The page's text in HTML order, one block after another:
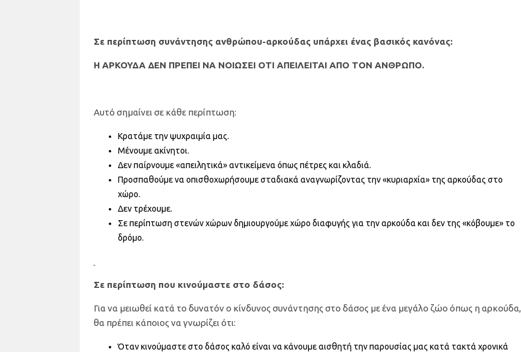
Σε περίπτωση συνάντησης ανθρώπου-αρκούδας υπάρχει ένας βασικός κανόνας:
Η ΑΡΚΟΥΔΑ ΔΕΝ ΠΡΕΠΕΙ ΝΑ ΝΟΙΩΣΕΙ ΟΤΙ ΑΠΕΙΛΕΙΤΑΙ ΑΠΟ ΤΟΝ ΑΝΘΡΩΠΟ.
Αυτό σημαίνει σε κάθε περίπτωση:
Κρατάμε την ψυχραιμία μας.
Μένουμε ακίνητοι.
Δεν παίρνουμε «απειλητικά» αντικείμενα όπως πέτρες και κλαδιά.
Προσπαθούμε να οπισθοχωρήσουμε σταδιακά αναγνωρίζοντας την «κυριαρχία» της αρκούδας στο
χώρο.
Δεν τρέχουμε.
Σε περίπτωση στενών χώρων δημιουργούμε χώρο διαφυγής για την αρκούδα και δεν της «κόβουμε» το
δρόμο.
Σε περίπτωση που κινούμαστε στο δάσος:
Για να μειωθεί κατά το δυνατόν ο κίνδυνος συνάντησης στο δάσος με ένα μεγάλο ζώο όπως η αρκούδα,
θα πρέπει κάποιος να γνωρίζει ότι:
Όταν κινούμαστε στο δάσος καλό είναι να κάνουμε αισθητή την παρουσίας μας κατά τακτά χρονικά